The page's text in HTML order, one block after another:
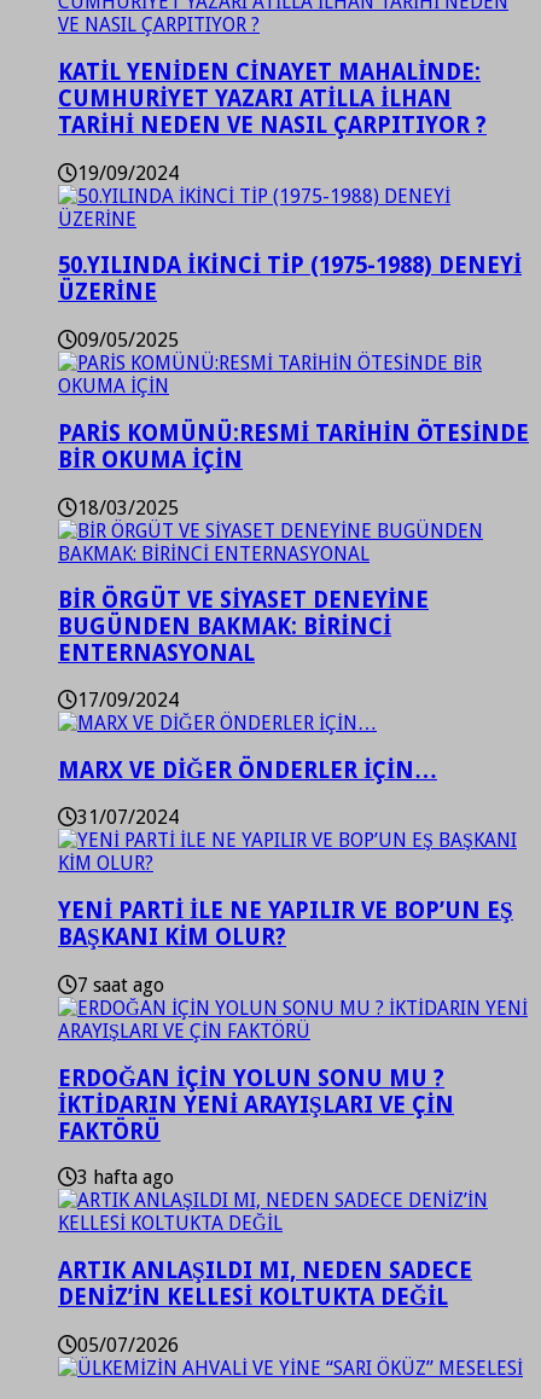
KATİL YENİDEN CİNAYET MAHALİNDE:
CUMHURİYET YAZARI ATİLLA İLHAN
TARİHİ NEDEN VE NASIL ÇARPITIYOR ?
19/09/2024
50.YILINDA İKİNCİ TİP (1975-1988) DENEYİ
ÜZERİNE
09/05/2025
PARİS KOMÜNÜ:RESMİ TARİHİN ÖTESİNDE
BİR OKUMA İÇİN
18/03/2025
BİR ÖRGÜT VE SİYASET DENEYİNE
BUGÜNDEN BAKMAK: BİRİNCİ
ENTERNASYONAL
17/09/2024
MARX VE DİĞER ÖNDERLER İÇİN…
31/07/2024
YENİ PARTİ İLE NE YAPILIR VE BOP’UN EŞ
BAŞKANI KİM OLUR?
7 saat ago
ERDOĞAN İÇİN YOLUN SONU MU ?
İKTİDARIN YENİ ARAYIŞLARI VE ÇİN
FAKTÖRÜ
3 hafta ago
ARTIK ANLAŞILDI MI, NEDEN SADECE
DENİZ’İN KELLESİ KOLTUKTA DEĞİL
05/07/2026